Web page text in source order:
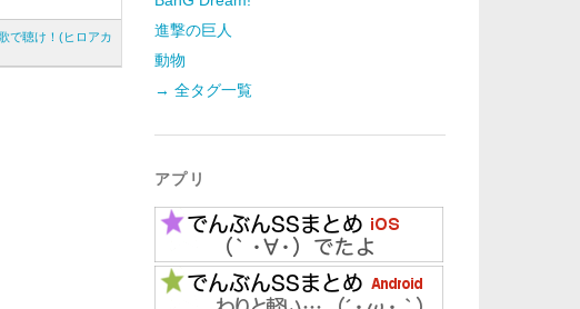
で聴け！(ヒロアカ
進撃の巨人
動物
→ 全タグ一覧
アプリ